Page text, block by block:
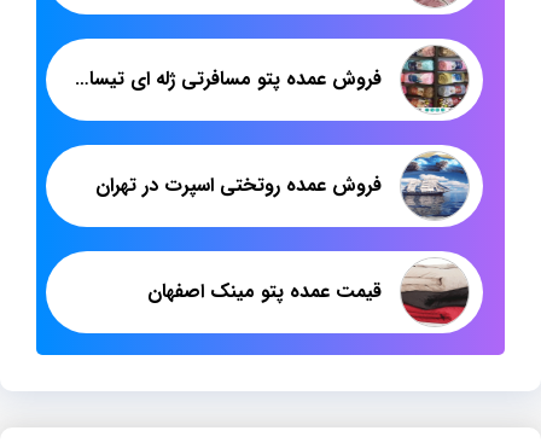
فروش عمده پتو مسافرتی ژله ای تیسا تک رنگ
فروش عمده روتختی اسپرت در تهران
قیمت عمده پتو مینک اصفهان